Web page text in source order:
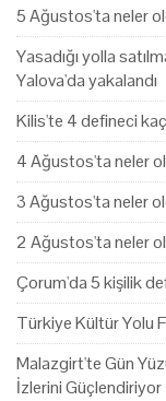
5 Ağustos'ta neler
Yasadığı yolla
Yalova'da yakalandı
Kilis'te 4 defineci
4 Ağustos'ta neler
3 Ağustos'ta neler
2 Ağustos'ta neler
Çorum'da 5 kişilik
Türkiye Kültür Yolu
Malazgirt'te Gün
İzlerini Güçlendiriyor